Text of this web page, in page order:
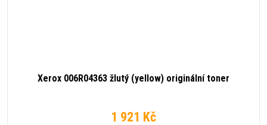
Xerox 006R04363 žlutý (yellow) originální toner
1 921 Kč